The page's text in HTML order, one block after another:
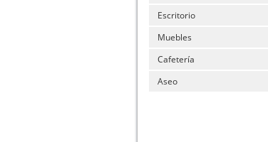
Escritorio
Muebles
Cafetería
Aseo